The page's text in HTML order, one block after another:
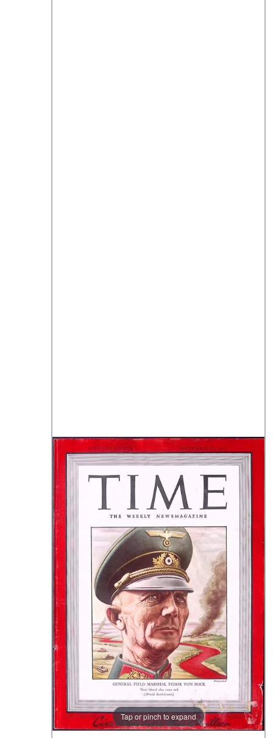
Tap or pinch to expand